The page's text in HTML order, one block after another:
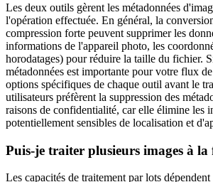
Les deux outils gèrent les métadonnées
l'opération effectuée. En général, la
compression forte peuvent supprimer les
informations de l'appareil photo, les
horodatages) pour réduire la taille du fichier.
métadonnées est importante pour votre flux
options spécifiques de chaque outil avant le
utilisateurs préfèrent la suppression des
raisons de confidentialité, car elle élimine les
potentiellement sensibles de localisation et
Puis-je traiter plusieurs images à la
Les capacités de traitement par lots